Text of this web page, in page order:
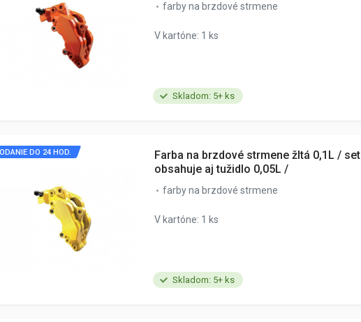
Skladom: 5+ ks
farby na brzdové strmene
V kartóne: 1 ks
Skladom: 5+ ks
DO 24 HOD.
Farba na brzdové strmene žltá 0,1L / set
obsahuje aj tužidlo 0,05L /
farby na brzdové strmene
V kartóne: 1 ks